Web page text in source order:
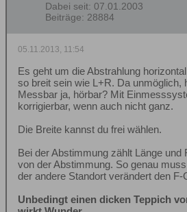
Dabei seit: 07.01.2003
Beiträge: 28884
05.11.2013, 11:54
Es geht um die Abstrahlung
so breit sein wie L+R. Da unmöglich,
Messbar ja, hörbar? Mit
korrigierbar, wenn auch nicht ganz.
Die Breite kannst du frei wählen.
Bei der Abstimmung zählt Länge und
von der Abstimmung. So genau
der andere Standort verändert den F-
Unbedingt einen dicken Teppich